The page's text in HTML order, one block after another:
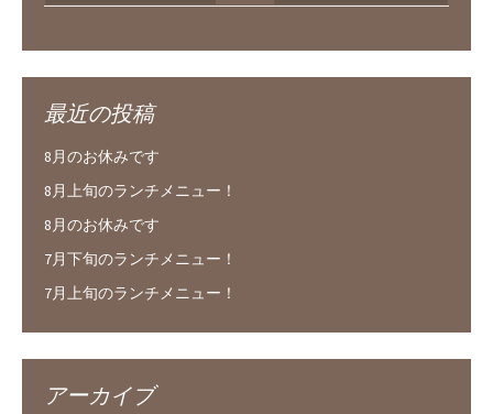
最近の投稿
8月のお休みです
8月上旬のランチメニュー！
8月のお休みです
7月下旬のランチメニュー！
7月上旬のランチメニュー！
アーカイブ